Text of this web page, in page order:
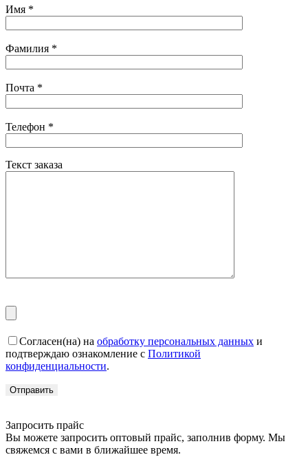
Имя *
Фамилия *
Почта *
Телефон *
Текст заказа
Согласен(на) на обработку персональных данных и
подтверждаю ознакомление с Политикой
конфиденциальности.
Запросить прайс
Вы можете запросить оптовый прайс, заполнив форму. Мы
свяжемся с вами в ближайшее время.